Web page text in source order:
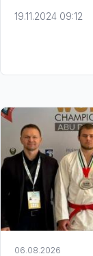
19.11.2024 09:12
06.08.2026